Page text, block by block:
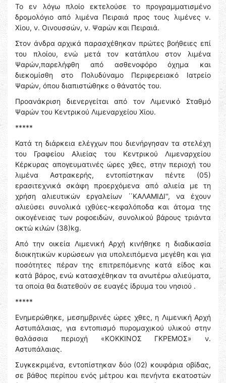
Το εν λόγω πλοίο εκτελούσε το προγραμματισμένο
δρομολόγιο από λιμένα Πειραιά προς τους λιμένες ν.
Χίου, ν. Οινουσσών, ν. Ψαρών και Πειραιά.
Στον άνδρα αρχικά παρασχέθηκαν πρώτες βοήθειες επί
του πλοίου, ενώ μετά τον κατάπλου στον λιμένα
Ψαρών,παρελήφθη από ασθενοφόρο όχημα και
διεκομίσθη στο Πολυδύναμο Περιφερειακό Ιατρείο
Ψαρών, όπου διαπιστώθηκε ο θάνατός του.
Προανάκριση διενεργείται από τον Λιμενικό Σταθμό
Ψαρών του Κεντρικού Λιμεναρχείου Χίου.
*****
Κατά τη διάρκεια ελέγχων που διενήργησαν τα στελέχη
του Γραφείου Αλιείας του Κεντρικού Λιμεναρχείου
Κέρκυρας απογευματινές ώρες χθες, στην περιοχή του
λιμένα Αστρακερής, εντοπίστηκαν πέντε (05)
ερασιτεχνικά σκάφη προερχόμενα από αλιεία με τη
χρήση αλιευτικών εργαλείων ΄΄ΚΑΛΑΜΙΔΙ'', να έχουν
αλιεύσει συνολικά ιχθύες-κεφαλόποδα και άτομα της
οικογένειας των ροφοειδών, συνολικού βάρους τριάντα
οκτώ κιλών (38)kg.
Από την οικεία Λιμενική Αρχή κινήθηκε η διαδικασία
διοικητικών κυρώσεων για υπολειπόμενα μεγέθη και για
ποσότητες πέραν της επιτρεπόμενης κατά είδος και
κατά βάρος, ενώ κατασχέθηκαν τα ανωτέρω αλιεύματα,
τα οποία θα διατεθούν σε ευαγές ίδρυμα του νησιού .
*****
Ενημερώθηκε, μεσημβρινές ώρες χθες, η Λιμενική Αρχή
Αστυπάλαιας, για εντοπισμό πυρομαχικού υλικού στην
θαλάσσια περιοχή «ΚΟΚΚΙΝΟΣ ΓΚΡΕΜΟΣ» ν.
Αστυπάλαιας.
Συγκεκριμένα, εντοπίστηκαν δύο (02) κουφάρια οβίδας,
σε βάθος περίπου ενός μέτρου και πενήντα εκατοστών